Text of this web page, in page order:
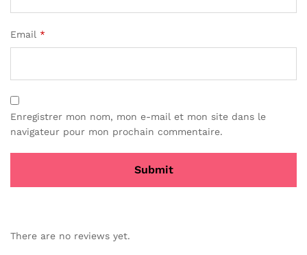
Email *
Enregistrer mon nom, mon e-mail et mon site dans le
navigateur pour mon prochain commentaire.
There are no reviews yet.